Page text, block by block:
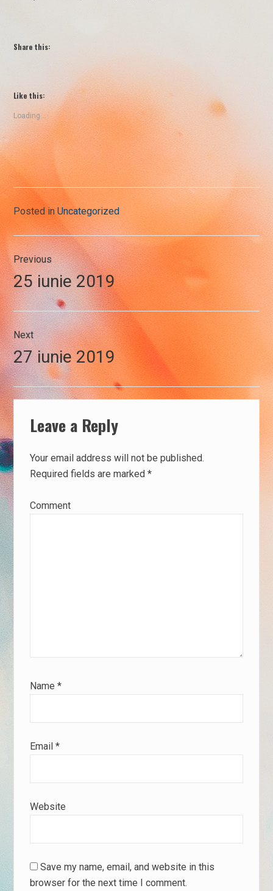
Share this:
Like this:
Loading...
Posted inUncategorized
Post
navigation
Previous
Previous
post:
25 iunie 2019
Next
Next
post:
27 iunie 2019
Leave a Reply
Your email address will not be published.
Required fields are marked*
Comment
Name*
Email*
Website
Save my name, email, and website in this
browser for the next time I comment.